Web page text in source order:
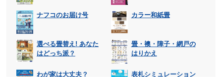
ナフコのお届け号 カラー和紙畳
選べる畳替え! あなた
はどっち派？
畳・襖・障子・網戸の
はりかえ
わが家は大丈夫？ 表札シミュレーション